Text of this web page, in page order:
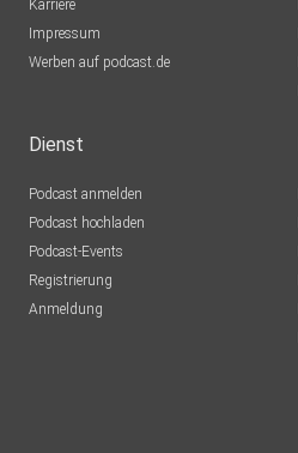
Karriere
Impressum
Werben auf podcast.de
Dienst
Podcast anmelden
Podcast hochladen
Podcast-Events
Registrierung
Anmeldung